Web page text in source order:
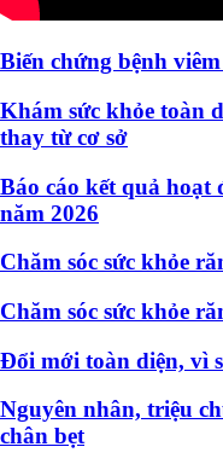
Biến chứng bệnh
Khám sức khỏe toàn
thay từ cơ sở
Báo cáo kết quả hoạt
năm 2026
Chăm sóc sức khỏe
Chăm sóc sức khỏe
Đổi mới toàn diện, vì
Nguyên nhân, triệu
chân bẹt